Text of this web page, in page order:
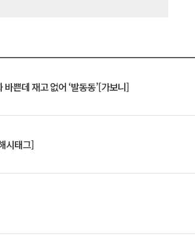
쁜데 재고 없어 ‘발동동’[가보니]
시태그]